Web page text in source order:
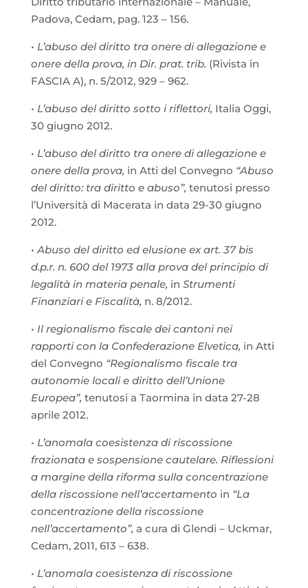
Padova, Cedam, pag. 123 – 156.
• L’abuso del diritto tra onere di allegazione e
onere della prova, in Dir. prat. trib. (Rivista in
FASCIA A), n. 5/2012, 929 – 962.
• L’abuso del diritto sotto i riflettori, Italia Oggi,
30 giugno 2012.
• L’abuso del diritto tra onere di allegazione e
onere della prova, in Atti del Convegno “Abuso
del diritto: tra diritto e abuso”, tenutosi presso
l’Università di Macerata in data 29-30 giugno
2012.
• Abuso del diritto ed elusione ex art. 37 bis
d.p.r. n. 600 del 1973 alla prova del principio di
legalità in materia penale, in Strumenti
Finanziari e Fiscalità, n. 8/2012.
• Il regionalismo fiscale dei cantoni nei
rapporti con la Confederazione Elvetica, in Atti
del Convegno “Regionalismo fiscale tra
autonomie locali e diritto dell’Unione
Europea”, tenutosi a Taormina in data 27-28
aprile 2012.
• L’anomala coesistenza di riscossione
frazionata e sospensione cautelare. Riflessioni
a margine della riforma sulla concentrazione
della riscossione nell’accertamento in “La
concentrazione della riscossione
nell’accertamento”, a cura di Glendi – Uckmar,
Cedam, 2011, 613 – 638.
• L’anomala coesistenza di riscossione